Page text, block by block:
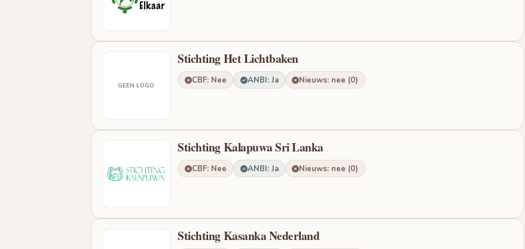
GEEN LOGO
Stichting Het Lichtbaken
CBF: Nee ANBI: Ja Nieuws: nee (0)
Stichting Kalapuwa Sri Lanka
CBF: Nee ANBI: Ja Nieuws: nee (0)
Stichting Kasanka Nederland